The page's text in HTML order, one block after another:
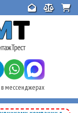
мессенджерах